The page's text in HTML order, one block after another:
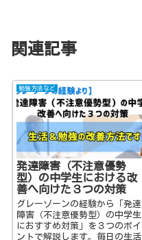
関連記事
勉強方法など
発達障害（不注意優勢
型）の中学生における改
善へ向けた３つの対策
グレーゾーンの経験から「発達
障害（不注意優勢型）の中学生
におすすめ対策」を３つのポイ
ントで解説します。毎日の生活